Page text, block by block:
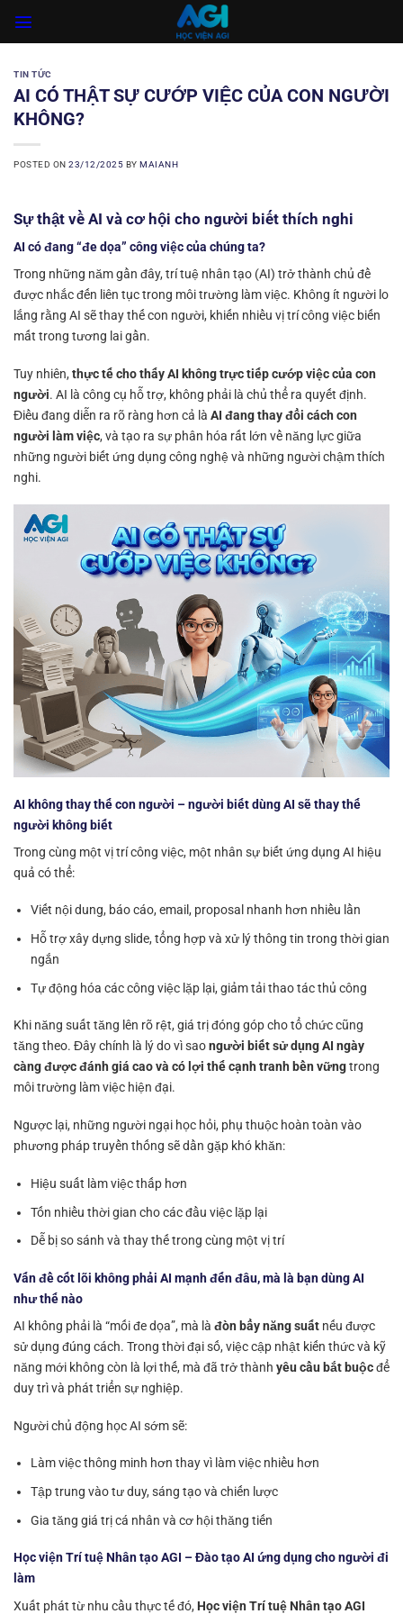
TIN TỨC
AI CÓ THẬT SỰ CƯỚP VIỆC CỦA CON NGƯỜI
KHÔNG?
POSTED ON23/12/2025 BYMAIANH
Sự thật về AI và cơ hội cho người biết thích nghi
AI có đang “đe dọa” công việc của chúng ta?
Trong những năm gần đây, trí tuệ nhân tạo (AI) trở thành chủ đề
được nhắc đến liên tục trong môi trường làm việc. Không ít người lo
lắng rằng AI sẽ thay thế con người, khiến nhiều vị trí công việc biến
mất trong tương lai gần.
Tuy nhiên, thực tế cho thấy AI không trực tiếp cướp việc của con
người. AI là công cụ hỗ trợ, không phải là chủ thể ra quyết định.
Điều đang diễn ra rõ ràng hơn cả là AI đang thay đổi cách con
người làm việc, và tạo ra sự phân hóa rất lớn về năng lực giữa
những người biết ứng dụng công nghệ và những người chậm thích
nghi.
AI không thay thế con người – người biết dùng AI sẽ thay thế
người không biết
Trong cùng một vị trí công việc, một nhân sự biết ứng dụng AI hiệu
quả có thể:
Viết nội dung, báo cáo, email, proposal nhanh hơn nhiều lần
Hỗ trợ xây dựng slide, tổng hợp và xử lý thông tin trong thời gian
ngắn
Tự động hóa các công việc lặp lại, giảm tải thao tác thủ công
Khi năng suất tăng lên rõ rệt, giá trị đóng góp cho tổ chức cũng
tăng theo. Đây chính là lý do vì saongười biết sử dụng AI ngày
càng được đánh giá cao và có lợi thế cạnh tranh bền vữngtrong
môi trường làm việc hiện đại.
Ngược lại, những người ngại học hỏi, phụ thuộc hoàn toàn vào
phương pháp truyền thống sẽ dần gặp khó khăn:
Hiệu suất làm việc thấp hơn
Tốn nhiều thời gian cho các đầu việc lặp lại
Dễ bị so sánh và thay thế trong cùng một vị trí
Vấn đề cốt lõi không phải AI mạnh đến đâu, mà là bạn dùng AI
như thế nào
AI không phải là “mối đe dọa”, mà là đòn bẩy năng suất nếu được
sử dụng đúng cách. Trong thời đại số, việc cập nhật kiến thức và kỹ
năng mới không còn là lợi thế, mà đã trở thành yêu cầu bắt buộcđể
duy trì và phát triển sự nghiệp.
Người chủ động học AI sớm sẽ:
Làm việc thông minh hơn thay vì làm việc nhiều hơn
Tập trung vào tư duy, sáng tạo và chiến lược
Gia tăng giá trị cá nhân và cơ hội thăng tiến
Học viện Trí tuệ Nhân tạo AGI – Đào tạo AI ứng dụng cho người đi
làm
Xuất phát từ nhu cầu thực tế đó, Học viện Trí tuệ Nhân tạo AGI